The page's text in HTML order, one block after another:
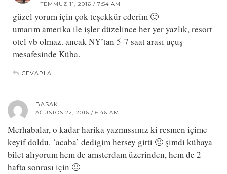
TEMMUZ 11, 2016 / 7:54 AM
güzel yorum için çok teşekkür ederim 🙂
umarım amerika ile işler düzelince her yer yazlık, resort
otel vb olmaz. ancak NY’tan 5-7 saat arası uçuş
mesafesinde Küba.
CEVAPLA
BASAK
AĞUSTOS 22, 2016 / 6:46 AM
Merhabalar, o kadar harika yazmıssınız ki resmen içime
keyif doldu. ‘acaba’ dedigim hersey gitti 🙂 şimdi kübaya
bilet alıyorum hem de amsterdam üzerinden, hem de 2
hafta sonrası için 🙂